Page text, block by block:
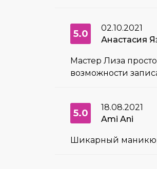
5.0
02.10.2021
Анастасия
Мастер Лиза
возможности
5.0
18.08.2021
Ami Ani
Шикарный маникюр